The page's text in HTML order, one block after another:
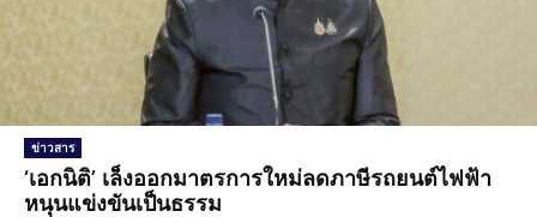
ข่าวสาร
‘เอกนิติ’ เล็งออกมาตรการใหม่ลดภาษีรถยนต์ไฟฟ้า
หนุนแข่งขันเป็นธรรม